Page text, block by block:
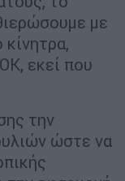
με
εκεί που
την
ώστε να